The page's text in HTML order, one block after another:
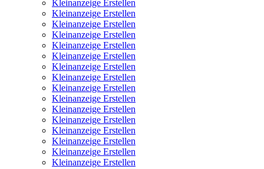
Kleinanzeige Erstellen
Kleinanzeige Erstellen
Kleinanzeige Erstellen
Kleinanzeige Erstellen
Kleinanzeige Erstellen
Kleinanzeige Erstellen
Kleinanzeige Erstellen
Kleinanzeige Erstellen
Kleinanzeige Erstellen
Kleinanzeige Erstellen
Kleinanzeige Erstellen
Kleinanzeige Erstellen
Kleinanzeige Erstellen
Kleinanzeige Erstellen
Kleinanzeige Erstellen
Kleinanzeige Erstellen